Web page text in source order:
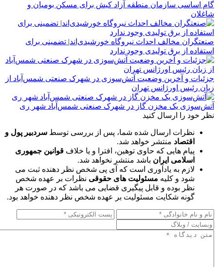
گام اساسی سازمان منطقه آزاد کیش برای مسکن بومیان و
شاغلان
صنعتگران مخالف احداث نیروگاه خورشیدی‌اند| تضمینی برای
استفاده از برق تولیدی وجود ندارد
جزئیات و آخرین وضعیت آتش‌سوزی در شهرک صنعتی شمس‌آباد از
زبان رئیس اورژانس تهران
آتش‌سوزی یک مخزن گاز در شهرک صنعتی شمس‌آباد شهر ری
نظر خود را ارسال کنید
نظرات ارسال شده شما، پس از بررسی توسط سردبیر پول و
اقتصاد منتشر خواهد شد.
پیام هایی که حاوی توهین، افترا و یا خلاف قوانین جمهوری
اسلامی ایران باشد منتشر نخواهد شد.
لازم به یادآوری است که آی پی شخص نظر دهنده ثبت می
شود و کلیه مسئولیت های حقوقی نظرات بر عهده شخص
نظر بوده و قابل پیگیری قضایی می باشد که در صورت هر
گونه شکایت مسئولیت بر عهده شخص نظر دهنده خواهد بود.